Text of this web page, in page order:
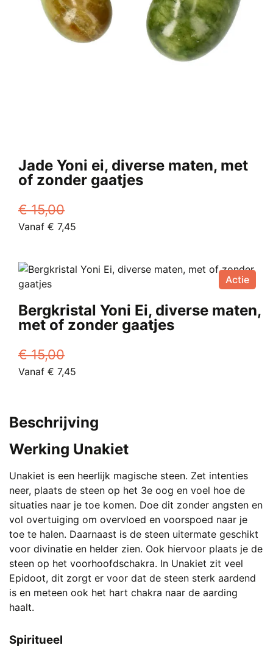
Jade Yoni ei, diverse maten, met
of zonder gaatjes
€15,00
Oorspronkelijke
€ 15,00.
Vanaf € 7,45
Vanaf
heeft
meerdere
Deze
optie
gekozen
worden
productpagina
Actie
Bergkristal Yoni Ei, diverse maten,
met of zonder gaatjes
€15,00
Oorspronkelijke
€ 15,00.
Vanaf € 7,45
Vanaf
€ 7,45.
heeft
meerdere
variaties.
Deze
optie
kan
gekozen
worden
op
de
productpagina
Beschrijving
Werking Unakiet
Unakiet is een heerlijk magische steen. Zet intenties
neer, plaats de steen op het 3e oog en voel hoe de
situaties naar je toe komen. Doe dit zonder angsten en
vol overtuiging om overvloed en voorspoed naar je
toe te halen. Daarnaast is de steen uitermate geschikt
voor divinatie en helder zien. Ook hiervoor plaats je de
steen op het voorhoofdschakra. In Unakiet zit veel
Epidoot, dit zorgt er voor dat de steen sterk aardend
is en meteen ook het hart chakra naar de aarding
haalt.
Spiritueel